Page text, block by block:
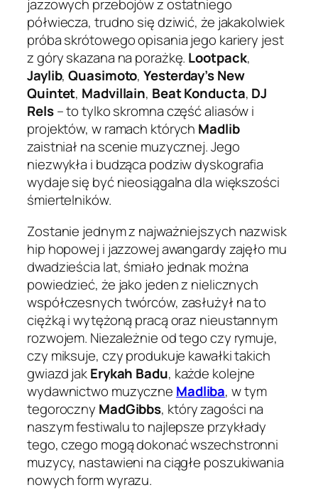
jazzowych przebojów z ostatniego
półwiecza, trudno się dziwić, że jakakolwiek
próba skrótowego opisania jego kariery jest
z góry skazana na porażkę. Lootpack,
Jaylib,Quasimoto,Yesterday’s New
Quintet, Madvillain, Beat Konducta, DJ
Rels– to tylko skromna część aliasów i
projektów, w ramach których Madlib
zaistniał na scenie muzycznej. Jego
niezwykła i budząca podziw dyskografia
wydaje się być nieosiągalna dla większości
śmiertelników.
Zostanie jednym z najważniejszych nazwisk
hip hopowej i jazzowej awangardy zajęło mu
dwadzieścia lat, śmiało jednak można
powiedzieć, że jako jeden z nielicznych
współczesnych twórców, zasłużył na to
ciężką i wytężoną pracą oraz nieustannym
rozwojem. Niezależnie od tego czy rymuje,
czy miksuje, czy produkuje kawałki takich
gwiazd jakErykah Badu, każde kolejne
wydawnictwo muzyczne Madliba, w tym
tegoroczny MadGibbs, który zagości na
naszym festiwalu to najlepsze przykłady
tego, czego mogą dokonać wszechstronni
muzycy, nastawieni na ciągłe poszukiwania
nowych form wyrazu.